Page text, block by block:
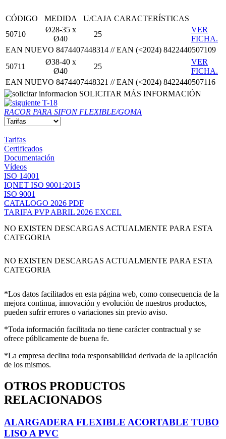
CÓDIGO MEDIDA U/CAJA CARACTERÍSTICAS
50710
Ø28-35 x
Ø40
25
VER
FICHA.
EAN NUEVO 8474407448314 // EAN (<2024) 8422440507109
50711
Ø38-40 x
Ø40
25
VER
FICHA.
EAN NUEVO 8474407448321 // EAN (<2024) 8422440507116
SOLICITAR MÁS INFORMACIÓN
T-18
RACOR PARA SIFON FLEXIBLE/GOMA
Tarifas
Certificados
Documentación
Vídeos
ISO 14001
IQNET ISO 9001:2015
ISO 9001
CATALOGO 2026 PDF
TARIFA PVP ABRIL 2026 EXCEL
NO EXISTEN DESCARGAS ACTUALMENTE PARA ESTA
CATEGORIA
NO EXISTEN DESCARGAS ACTUALMENTE PARA ESTA
CATEGORIA
*Los datos facilitados en esta página web, como consecuencia de la
mejora continua, innovación y evolución de nuestros productos,
pueden sufrir errores o variaciones sin previo aviso.
*Toda información facilitada no tiene carácter contractual y se
ofrece públicamente de buena fe.
*La empresa declina toda responsabilidad derivada de la aplicación
de los mismos.
OTROS PRODUCTOS
RELACIONADOS
ALARGADERA FLEXIBLE ACORTABLE TUBO
LISO A PVC